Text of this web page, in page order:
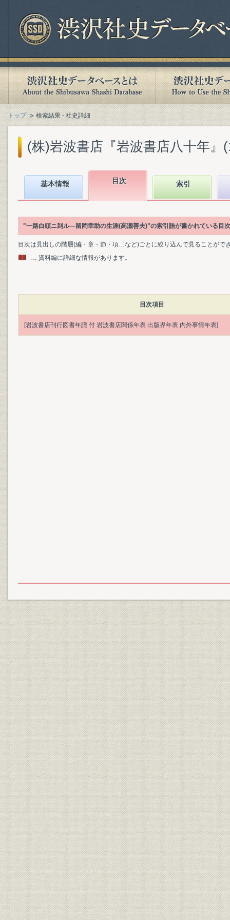
トップ 検索結果 - 社史詳細
(株)岩波書店『岩波書店八十年』
基本情報 目次 索引
"一路白頭ニ到ル―留岡幸助の生涯(高瀬善夫)"の索引語が書かれている目
目次は見出しの階層(編・章・節・項…など)ごとに絞り込んで見ることがで
… 資料編に詳細な情報があります。
目次項目
[岩波書店刊行図書年譜 付 岩波書店関係年表 出版界年表 内外事情年表]